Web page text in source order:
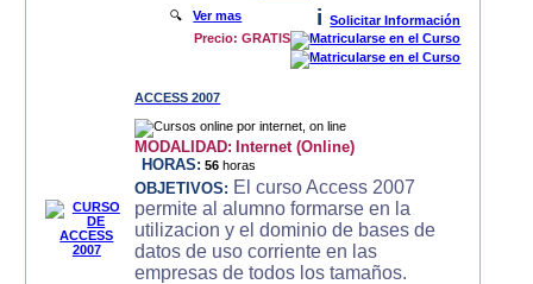
🔍Ver mas i
Solicitar Información
Precio: GRATIS
ACCESS 2007
MODALIDAD: Internet (Online)
HORAS: 56 horas
OBJETIVOS: El curso Access 2007
permite al alumno formarse en la
utilizacion y el dominio de bases de
datos de uso corriente en las
empresas de todos los tamaños.